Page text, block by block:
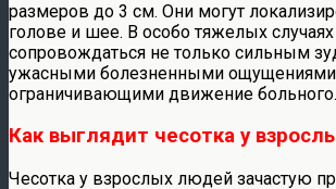
размеров до 3 см. Они могут
голове и шее. В особо тяжелых
сопровождаться не только сильным
ужасными болезненными
ограничивающими движение больного.
Как выглядит чесотка у
Чесотка у взрослых людей зачастую